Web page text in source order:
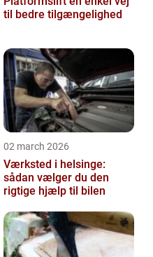
til bedre tilgængelighed
02 march 2026
Værksted i helsinge:
sådan vælger du den
rigtige hjælp til bilen